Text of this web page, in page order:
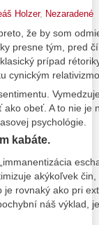
Holzer, Nezaradené
že by som
presne tým, pred
prípad
cynickým
obeť. A to nie je
psychológie.
kabáte.
akýkoľvek
rovnaký ako pri
náš výklad,